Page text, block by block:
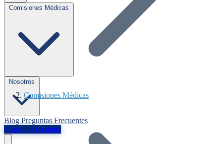
Blog Preguntas Frecuentes
Consulta Gratuita
Comisiones Médicas